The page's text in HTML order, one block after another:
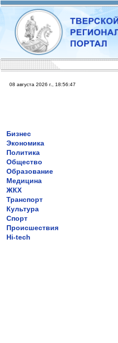
08 августа 2026 г., 18:56:47
Бизнес
Экономика
Политика
Общество
Образование
Медицина
ЖКХ
Транспорт
Культура
Спорт
Происшествия
Hi-tech